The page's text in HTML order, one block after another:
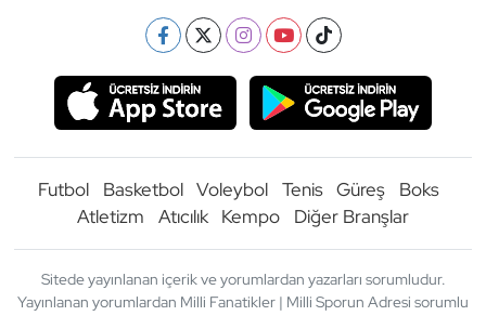
Futbol Basketbol Voleybol Tenis Güreş
Boks
Atletizm
Atıcılık Kempo Diğer Branşlar
Sitede yayınlanan içerik ve yorumlardan yazarları sorumludur.
Yayınlanan yorumlardan Milli Fanatikler | Milli Sporun Adresi sorumlu